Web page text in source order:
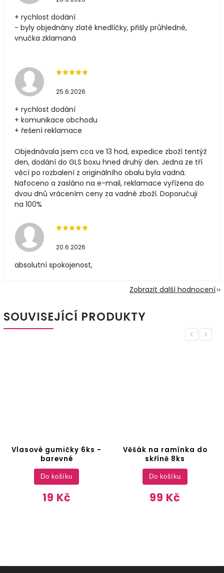
+ rychlost dodání
- byly objednány zlaté knedlíčky, přišly průhledné,
vnučka zklamaná
25.6.2026
+ rychlost dodání
+ komunikace obchodu
+ řešení reklamace
Objednávala jsem cca ve 13 hod, expedice zboží tentýž
den, dodání do GLS boxu hned druhý den. Jedna ze tří
věcí po rozbalení z originálního obalu byla vadná.
Nafoceno a zasláno na e-mail, reklamace vyřízena do
dvou dnů vrácením ceny za vadné zboží. Doporučuji
na 100%
20.6.2026
absolutní spokojenost,
Zobrazit další hodnocení
SOUVISEJÍCÍ PRODUKTY
Previous
Vlasové gumičky 6ks -
barevné
19 Kč
Do košíku
Věšák na ramínka do
skříně 8ks
99 Kč
Do košíku
Next